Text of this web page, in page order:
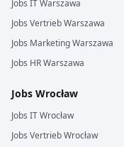
Jobs ITWarszawa
Jobs VertriebWarszawa
Jobs MarketingWarszawa
Jobs HRWarszawa
Jobs Wrocław
Jobs ITWrocław
Jobs VertriebWrocław